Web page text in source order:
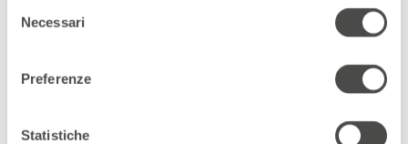
delNecessari
Preferenze
Statistiche